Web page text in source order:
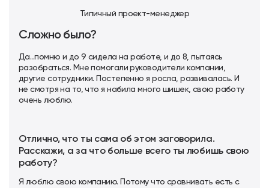
Типичный проект-менеджер
Сложно было?
Да...помню и до 9 сидела на работе, и до 8, пытаясь
разобраться. Мне помогали руководители компании,
другие сотрудники. Постепенно я росла, развивалась. И
не смотря на то, что я набила много шишек, свою работу
очень люблю.
Отлично, что ты сама об этом заговорила.
Расскажи, а за что больше всего ты любишь свою
работу?
Я люблю свою компанию. Потому что сравнивать есть с